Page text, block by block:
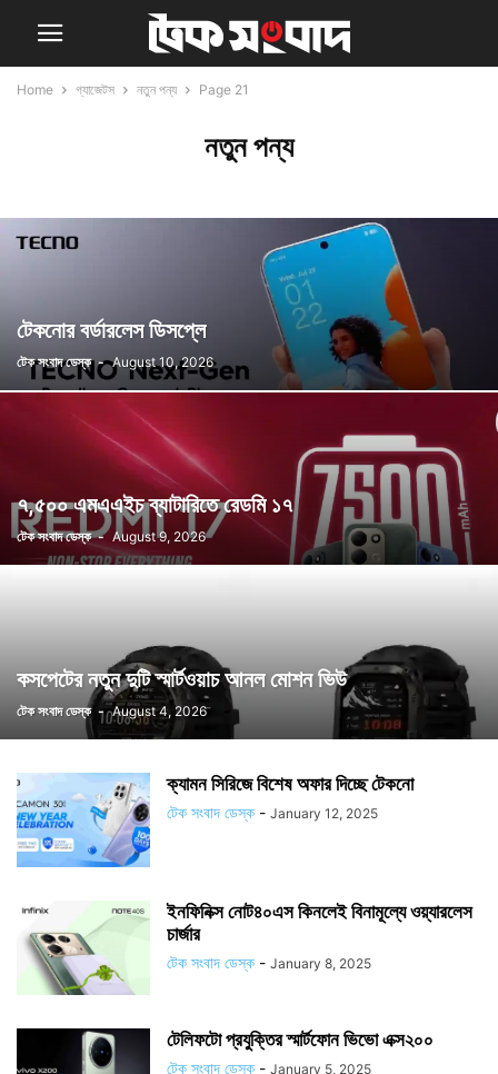
Home গ্যাজেটস নতুন পন্য Page 21
নতুন পন্য
টেকনোর বর্ডারলেস ডিসপ্লে
টেক সংবাদ ডেস্ক - August 10, 2026
৭,৫০০ এমএএইচ ব্যাটারিতে রেডমি ১৭
টেক সংবাদ ডেস্ক - August 9, 2026
কসপেটের নতুন দুটি স্মার্টওয়াচ আনল মোশন ভিউ
টেক সংবাদ ডেস্ক - August 4, 2026
ক্যামন সিরিজে বিশেষ অফার দিচ্ছে টেকনো
টেক সংবাদ ডেস্ক - January 12, 2025
ইনফিনিক্স নোট৪০এস কিনলেই বিনামূল্যে ওয়্যারলেস
চার্জার
টেক সংবাদ ডেস্ক - January 8, 2025
টেলিফটো প্রযুক্তির স্মার্টফোন ভিভো এক্স২০০
টেক সংবাদ ডেস্ক - January 5, 2025